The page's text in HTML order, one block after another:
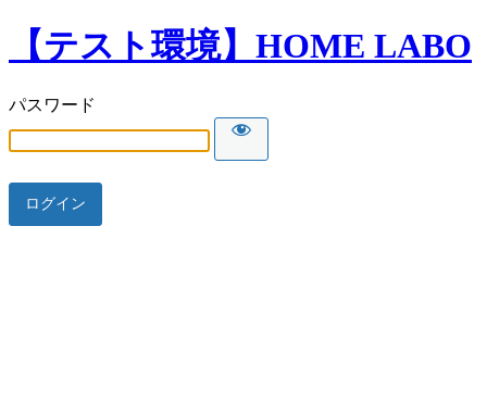
【テスト環境】HOME LABO
パスワード